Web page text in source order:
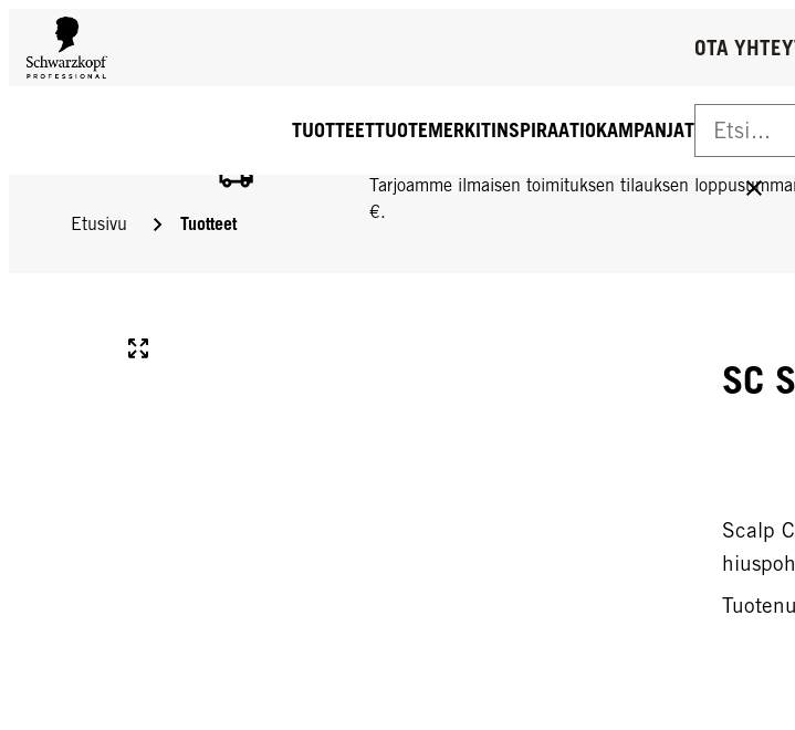
Tarjoamme ilmaisen toimituksen tilauksen
€.
TUOTTEETTUOTEMERKITINSPIRAATIOKAMPANJAT
OTA
Etusivu Tuotteet
SC
Scalp